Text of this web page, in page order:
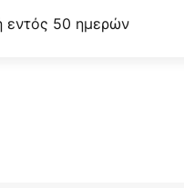
εντός 50 ημερών